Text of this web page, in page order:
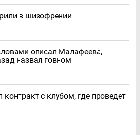
в шизофрении
описал Малафеева,
назвал говном
контракт с клубом, где проведет